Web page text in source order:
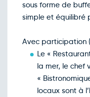
sous forme de
simple et équilibré
Avec participation
Le «
la mer, le chef
«
locaux sont à